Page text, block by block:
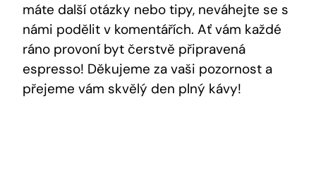
máte další otázky nebo tipy, neváhejte se s
námi podělit v komentářích. Ať vám každé
ráno provoní byt čerstvě připravená
espresso! Děkujeme za vaši pozornost a
přejeme vám skvělý den plný kávy!